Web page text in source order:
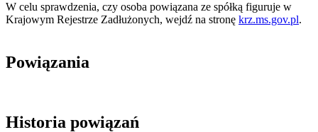
W celu sprawdzenia, czy osoba powiązana ze spółką figuruje w
Krajowym Rejestrze Zadłużonych, wejdź na stronę krz.ms.gov.pl.
Powiązania
Historia powiązań